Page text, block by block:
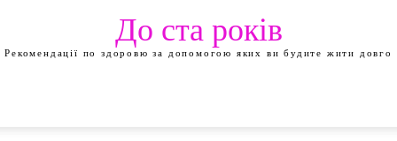
До ста років
Рекомендації по здоровю за допомогою яких ви будите жити довго